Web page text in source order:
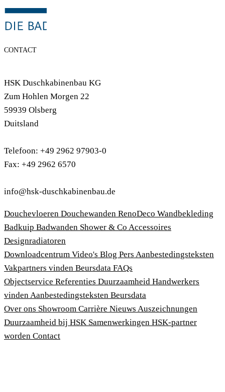
CONTACT
HSK Duschkabinenbau KG
Zum Hohlen Morgen 22
59939 Olsberg
Duitsland
Telefoon: +49 2962 97903-0
Fax: +49 2962 6570
info@hsk-duschkabinenbau.de
Douchevloeren Douchewanden RenoDeco Wandbekleding
Badkuip Badwanden Shower & Co Accessoires
Designradiatoren
Downloadcentrum Video's Blog Pers Aanbestedingsteksten
Vakpartners vinden Beursdata FAQs
Objectservice Referenties Duurzaamheid Handwerkers
vinden Aanbestedingsteksten Beursdata
Over ons Showroom Carrière Nieuws Auszeichnungen
Duurzaamheid bij HSK Samenwerkingen HSK-partner
worden Contact